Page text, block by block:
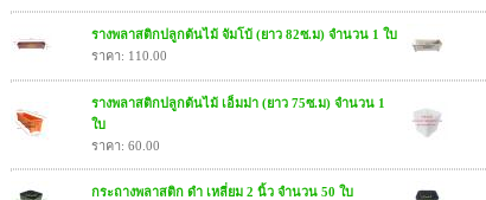
รางพลาสติกปลูกต้นไม้ จัมโบ้ (ยาว 82ซ.ม) จำนวน 1 ใบ
ราคา: 110.00
รางพลาสติกปลูกต้นไม้ เอ็มม่า (ยาว 75ซ.ม) จำนวน 1
ใบ
ราคา: 60.00
กระถางพลาสติก ดำ เหลี่ยม 2 นิ้ว จำนวน 50 ใบ